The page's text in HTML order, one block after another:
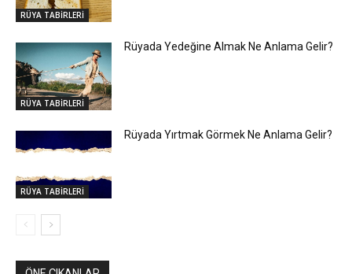
RÜYA TABİRLERİ
RÜYA TABİRLERİ
Rüyada Yedeğine Almak Ne Anlama Gelir?
RÜYA TABİRLERİ
Rüyada Yırtmak Görmek Ne Anlama Gelir?